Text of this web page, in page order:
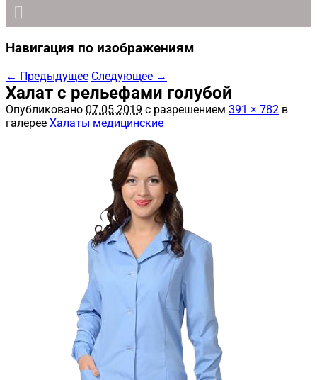
Навигация по изображениям
← Предыдущее Следующее →
Халат с рельефами голубой
Опубликовано 07.05.2019 с разрешением 391 × 782 в
галерее Халаты медицинские